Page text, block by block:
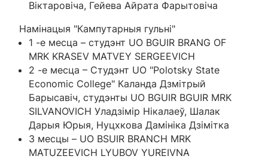
Віктаровіча, Гейева Айрата Фарытовіча
Намінацыя "Кампутарныя гульні"
1 -е месца – студэнт UO BGUIR BRANG OF
MRK KRASEV MATVEY SERGEEVICH
2 -е месца – Студэнт UO "Polotsky State
Economic College" Каланда Дзмітрый
Барысавіч, студэнты UO BGUIR BGUIR MRK
SILVANOVICH Уладзімір Нікалаеў, Шалак
Дарыя Юрыя, Нуцхкова Дамініка Дзімітка
3 месцы – UO BSUIR BRANCH MRK
MATUZEEVICH LYUBOV YUREIVNA